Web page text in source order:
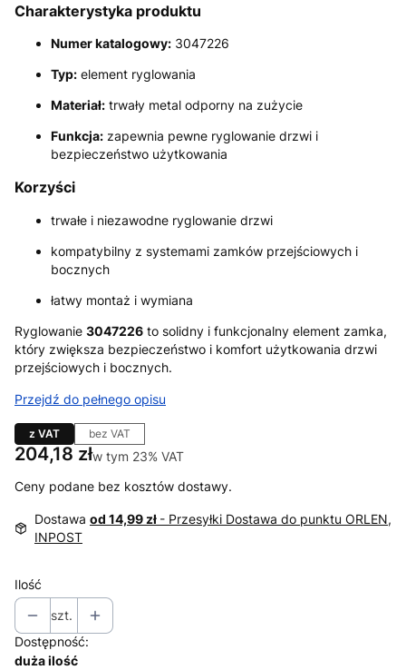
Charakterystyka produktu
Numer katalogowy: 3047226
Typ: element ryglowania
Materiał: trwały metal odporny na zużycie
Funkcja: zapewnia pewne ryglowanie drzwi i
bezpieczeństwo użytkowania
Korzyści
trwałe i niezawodne ryglowanie drzwi
kompatybilny z systemami zamków przejściowych i
bocznych
łatwy montaż i wymiana
Ryglowanie 3047226 to solidny i funkcjonalny element zamka,
który zwiększa bezpieczeństwo i komfort użytkowania drzwi
przejściowych i bocznych.
Przejdź do pełnego opisu
z VAT bez VAT
Cena
204,18 złw tym 23% VAT
w tym 23% VAT
Ceny podane bez kosztów dostawy.
Dostawa od 14,99 zł - Przesyłki Dostawa do punktu ORLEN,
INPOST
Ilość
szt.
Dostępność:
duża ilość